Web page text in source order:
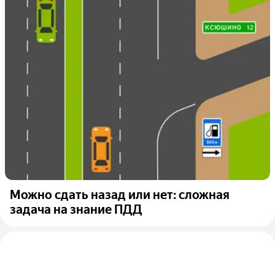
Можно сдать назад или нет: сложная
задача на знание ПДД